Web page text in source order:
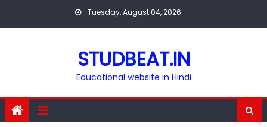
Tuesday, August 04, 2026
STUDBEAT.IN
Educational website in Hindi